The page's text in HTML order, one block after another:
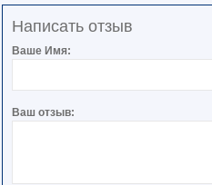
Написать отзыв
Ваше Имя:
Ваш отзыв: